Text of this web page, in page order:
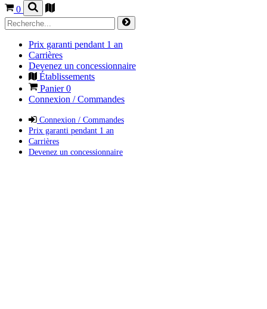
0
Prix garanti pendant 1 an
Carrières
Devenez un concessionnaire
Établissements
Panier0
Connexion / Commandes
Connexion / Commandes
Prix garanti pendant 1 an
Carrières
Devenez un concessionnaire